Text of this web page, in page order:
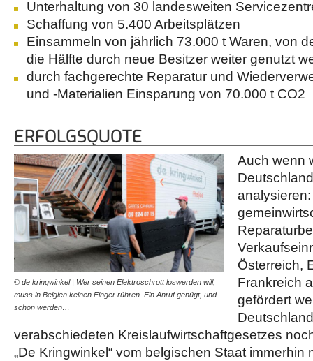
Unterhaltung von 30 landesweiten
Schaffung von 5.400 Arbeitsplätzen
Einsammeln von jährlich 73.000 t Waren, von
die Hälfte durch neue Besitzer weiter genutzt
durch fachgerechte Reparatur und
und -Materialien Einsparung von 70.000 t CO2
ERFOLGSQUOTE
© de kringwinkel | Wer seinen Elektroschrott loswerden will,
muss in Belgien keinen Finger rühren. Ein Anruf genügt, und
schon werden…
Auch wenn
Österreich,
Frankreich
gefördert
verabschiedeten Kreislaufwirtschaftgesetzes
„De Kringwinkel“ vom belgischen Staat immerhin